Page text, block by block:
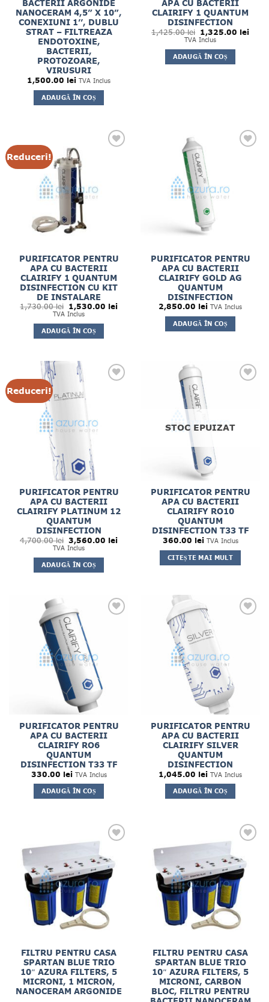
BACTERII ARGONIDE
NANOCERAM 4,5” X 10”,
CONEXIUNI 1’’, DUBLU
STRAT – FILTREAZA
ENDOTOXINE,
BACTERII,
PROTOZOARE,
VIRUSURI
1,500.00 lei TVA Inclus
ADAUGĂ ÎN COȘ
APA CU BACTERII
CLAIRIFY 1 QUANTUM
DISINFECTION
1,425.00lei Prețul
inițial
fost:
1,425.00 lei.
1,325.00 leiPrețul
TVA Inclus
ADAUGĂ ÎN COȘ
Reduceri!
PURIFICATOR PENTRU
APA CU BACTERII
CLAIRIFY 1 QUANTUM
DISINFECTION CU KIT
DE INSTALARE
1,730.00lei Prețul
inițial
fost:
1,730.00 lei.
1,530.00 leiPrețul
TVA Inclus
ADAUGĂ ÎN COȘ
PURIFICATOR PENTRU
APA CU BACTERII
CLAIRIFY GOLD AG
QUANTUM
DISINFECTION
2,850.00 lei TVA Inclus
ADAUGĂ ÎN COȘ
Reduceri!
PURIFICATOR PENTRU
APA CU BACTERII
CLAIRIFY PLATINUM 12
QUANTUM
DISINFECTION
4,700.00lei Prețul
inițial
fost:
4,700.00 lei.
3,560.00 leiPrețul
TVA Inclus
ADAUGĂ ÎN COȘ
STOC EPUIZAT
PURIFICATOR PENTRU
APA CU BACTERII
CLAIRIFY RO10
QUANTUM
DISINFECTION T33 TF
360.00 lei TVA Inclus
CITEȘTE MAI MULT
PURIFICATOR PENTRU
APA CU BACTERII
CLAIRIFY RO6
QUANTUM
DISINFECTION T33 TF
330.00 lei TVA Inclus
ADAUGĂ ÎN COȘ
PURIFICATOR PENTRU
APA CU BACTERII
CLAIRIFY SILVER
QUANTUM
DISINFECTION
1,045.00 lei TVA Inclus
ADAUGĂ ÎN COȘ
FILTRU PENTRU CASA
SPARTAN BLUE TRIO
10″ AZURA FILTERS, 5
MICRONI, 1 MICRON,
NANOCERAM ARGONIDE
FILTRU PENTRU CASA
SPARTAN BLUE TRIO
10″ AZURA FILTERS, 5
MICRONI, CARBON
BLOC, FILTRU PENTRU